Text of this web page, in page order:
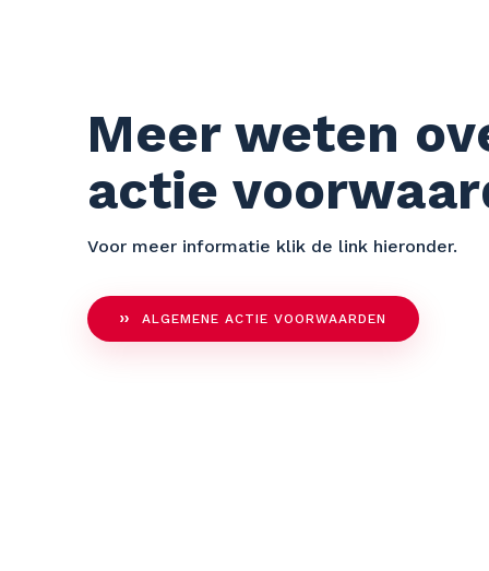
Meer weten
actie
Voor meer informatie klik de link hieronder.
ALGEMENE ACTIE VOORWAARDEN